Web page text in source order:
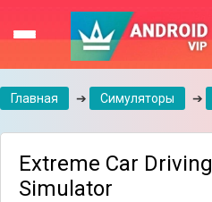
Главная ➔ Симуляторы ➔
Extreme Car Driving
Simulator